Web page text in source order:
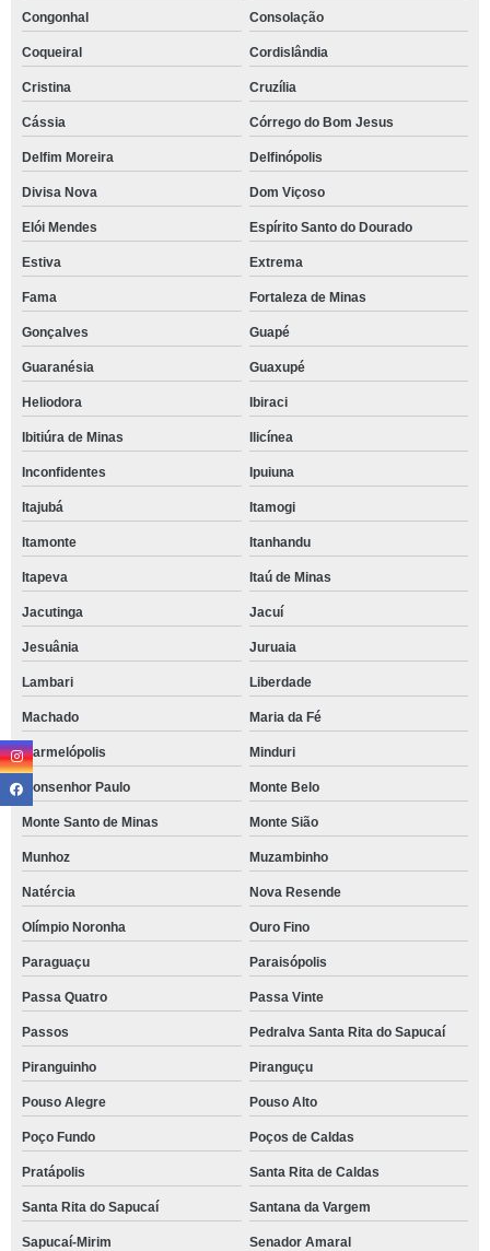
Congonhal Consolação
Coqueiral Cordislândia
Cristina Cruzília
Cássia Córrego do Bom Jesus
Delfim Moreira Delfinópolis
Divisa Nova Dom Viçoso
Elói Mendes Espírito Santo do Dourado
Estiva Extrema
Fama Fortaleza de Minas
Gonçalves Guapé
Guaranésia Guaxupé
Heliodora Ibiraci
Ibitiúra de Minas Ilicínea
Inconfidentes Ipuiuna
Itajubá Itamogi
Itamonte Itanhandu
Itapeva Itaú de Minas
Jacutinga Jacuí
Jesuânia Juruaia
Lambari Liberdade
Machado Maria da Fé
Marmelópolis Minduri
Monsenhor Paulo Monte Belo
Monte Santo de Minas Monte Sião
Munhoz Muzambinho
Natércia Nova Resende
Olímpio Noronha Ouro Fino
Paraguaçu Paraisópolis
Passa Quatro Passa Vinte
Passos Pedralva Santa Rita do Sapucaí
Piranguinho Piranguçu
Pouso Alegre Pouso Alto
Poço Fundo Poços de Caldas
Pratápolis Santa Rita de Caldas
Santa Rita do Sapucaí Santana da Vargem
Sapucaí-Mirim Senador Amaral